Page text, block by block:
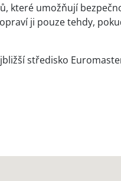
které umožňují
ji pouze tehdy,
středisko